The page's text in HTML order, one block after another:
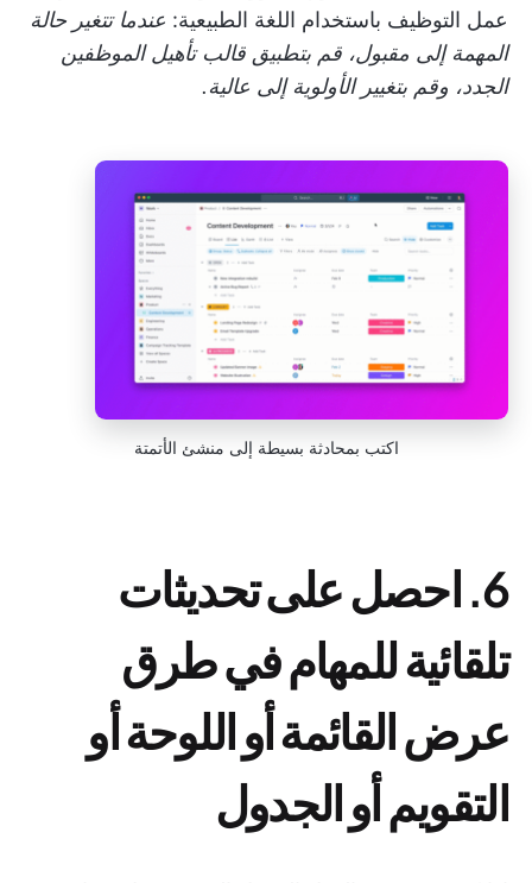
عمل التوظيف باستخدام اللغة الطبيعية: عندما تتغير حالة
المهمة إلى مقبول، قم بتطبيق قالب تأهيل الموظفين
الجدد، وقم بتغيير الأولوية إلى عالية.
اكتب بمحادثة بسيطة إلى منشئ الأتمتة
6. احصل على تحديثات
تلقائية للمهام في طرق
عرض القائمة أو اللوحة أو
التقويم أو الجدول